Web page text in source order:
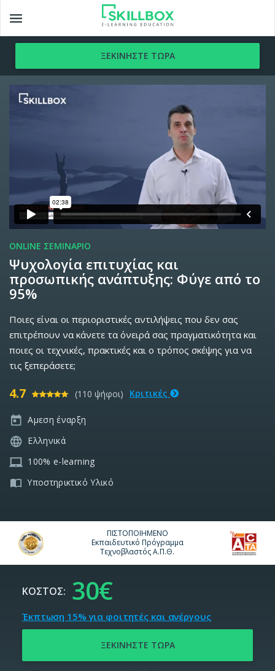
navigation
ONLINE ΣΕΜΙΝΑΡΙΟ
Ψυχολογία επιτυχίας και
προσωπικής ανάπτυξης: Φύγε από το
95%
Ποιες είναι οι περιοριστικές αντιλήψεις που δεν σας
επιτρέπουν να κάνετε τα όνειρά σας πραγματικότητα και
ποιες οι τεχνικές, πρακτικές και ο τρόπος σκέψης για να
τις ξεπεράσετε;
4.7 (110 ψήφοι) Κριτικές
Αμεση έναρξη
Ελληνικά
100% e-learning
Υποστηρικτικό Υλικό
ΠΙΣΤΟΠΟΙΗΜΕΝΟ
Εκπαιδευτικό Πρόγραμμα
Τεχνοβλαστός Α.Π.Θ.
ΚΟΣΤΟΣ: 30€
Έκπτωση 15% για φοιτητές και ανέργους